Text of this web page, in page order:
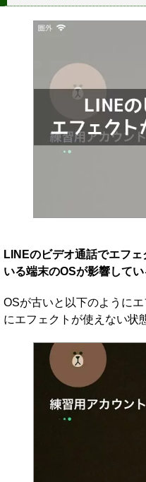
LINEのビデオ通話でエフ
いる端末のOSが影響してい
OSが古いと以下のように
にエフェクトが使えない状